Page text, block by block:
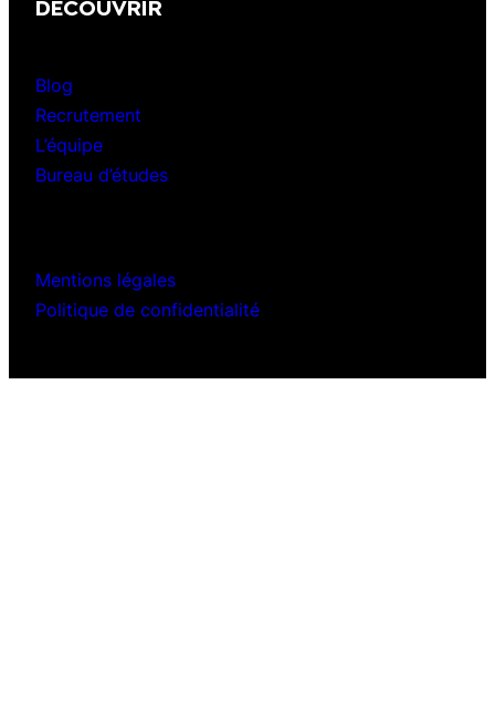
DÉCOUVRIR
Blog
Recrutement
L’équipe
Bureau d’études
Mentions légales
Politique de confidentialité